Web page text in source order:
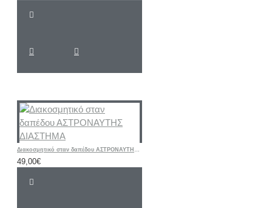
Διακοσμητικό σταν δαπέδου ΑΣΤΡΟΝΑΥΤΗΣ ΔΙΑΣΤΗΜΑ
49,00€